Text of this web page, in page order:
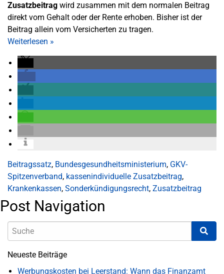
Zusatzbeitrag wird zusammen mit dem normalen Beitrag
direkt vom Gehalt oder der Rente erhoben. Bisher ist der
Beitrag allein vom Versicherten zu tragen.
Weiterlesen »
Beitragssatz, Bundesgesundheitsministerium, GKV-
Spitzenverband, kassenindividuelle Zusatzbeitrag,
Krankenkassen, Sonderkündigungsrecht, Zusatzbeitrag
Post Navigation
Neueste Beiträge
Werbungskosten bei Leerstand: Wann das Finanzamt